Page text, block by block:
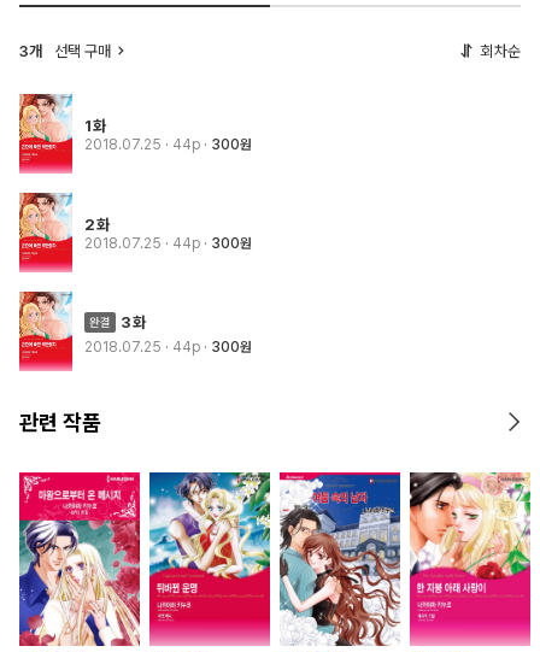
3개 선택 구매 회차순
1화
2018.07.25 · 44p 300원
2화
2018.07.25 · 44p 300원
3화
2018.07.25 · 44p 300원
관련 작품